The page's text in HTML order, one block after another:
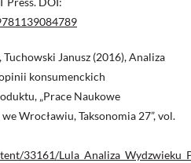
Janusz (2016), Analiza
konsumenckich
„Prace Naukowe
Wrocławiu, Taksonomia 27”, vol.
33161/